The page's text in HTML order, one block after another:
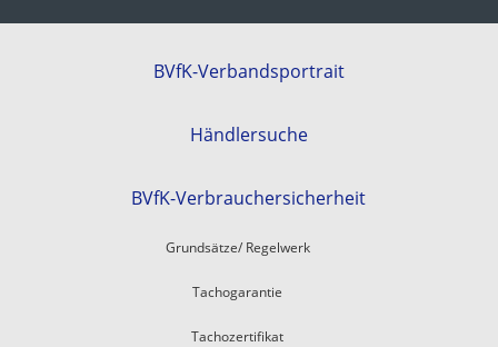
BVfK-Verbandsportrait
Händlersuche
BVfK-Verbrauchersicherheit
Grundsätze/ Regelwerk
Tachogarantie
Tachozertifikat